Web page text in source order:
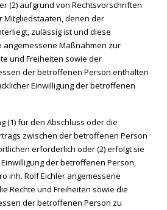
(2) aufgrund von Rechtsvorschriften
Mitgliedstaaten, denen der
zulässig ist und diese
angemessene Maßnahmen zur
und Freiheiten sowie der
der betroffenen Person enthalten
Einwilligung der betroffenen
(1) für den Abschluss oder die
zwischen der betroffenen Person
erforderlich oder (2) erfolgt sie
der betroffenen Person,
inh. Rolf Eichler angemessene
Rechte und Freiheiten sowie die
der betroffenen Person zu